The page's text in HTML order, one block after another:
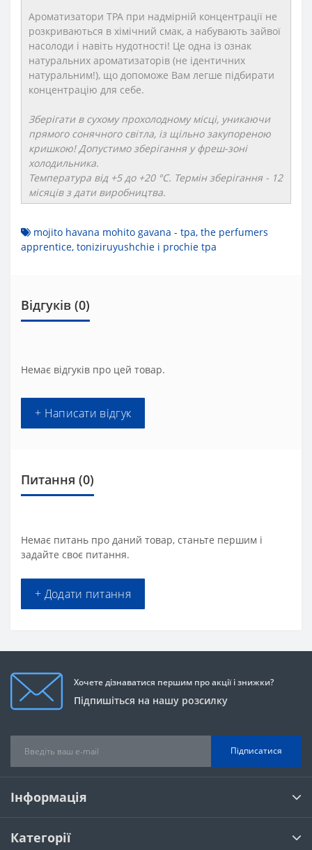
Ароматизатори TPA при надмірній концентрації не
розкриваються в хімічний смак, а набувають зайвої
насолоди і навіть нудотності! Це одна із ознак
натуральних ароматизаторів (не ідентичних
натуральним!), що допоможе Вам легше підбирати
концентрацію для себе.
Зберігати в сухому прохолодному місці, уникаючи
прямого сонячного світла, із щільно закупореною
кришкою! Допустимо зберігання у фреш-зоні
холодильника.
Температура від +5 до +20 °C. Термін зберігання - 12
місяців з дати виробництва.
mojito havana mohito gavana - tpa, the perfumers
apprentice, toniziruyushchie і prochie tpa
Відгуків (0)
Немає відгуків про цей товар.
+ Написати відгук
Питання (0)
Немає питань про даний товар, станьте першим і
задайте своє питання.
+ Додати питання
Хочете дізнаватися першим про акції і знижки?
Підпишіться на нашу розсилку
Підписатися
Інформація
Категорії